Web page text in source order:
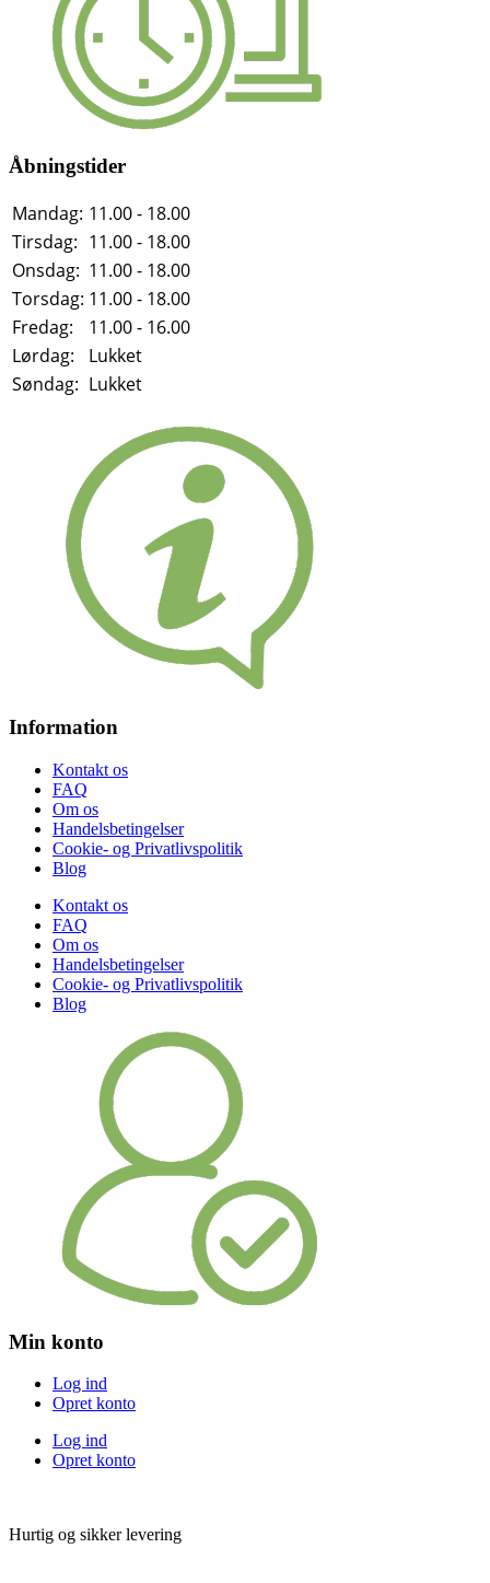
Åbningstider
Mandag: 11.00 - 18.00
Tirsdag: 11.00 - 18.00
Onsdag: 11.00 - 18.00
Torsdag: 11.00 - 18.00
Fredag:
11.00 - 16.00
Lørdag:
Lukket
Søndag: Lukket
Information
Kontakt os
FAQ
Om os
Handelsbetingelser
Cookie- og Privatlivspolitik
Blog
Kontakt os
FAQ
Om os
Handelsbetingelser
Cookie- og Privatlivspolitik
Blog
Min konto
Log ind
Opret konto
Log ind
Opret konto
Hurtig og sikker levering